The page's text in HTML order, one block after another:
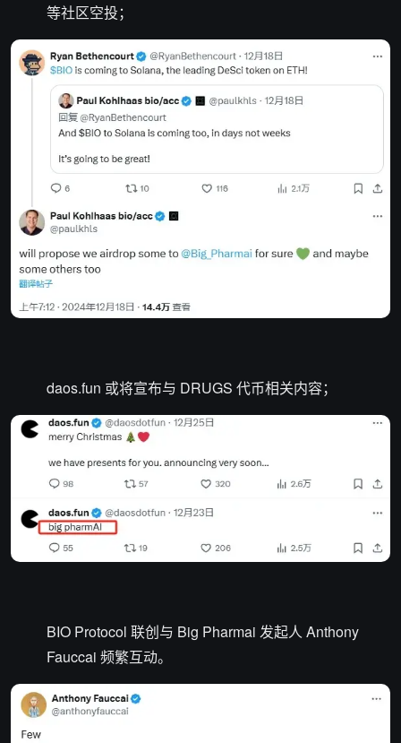
等社区空投；
daos.fun 或将宣布与 DRUGS 代币相关内容；
BIO Protocol 联创与 Big Pharmai 发起人 Anthony
Fauccai 频繁互动。